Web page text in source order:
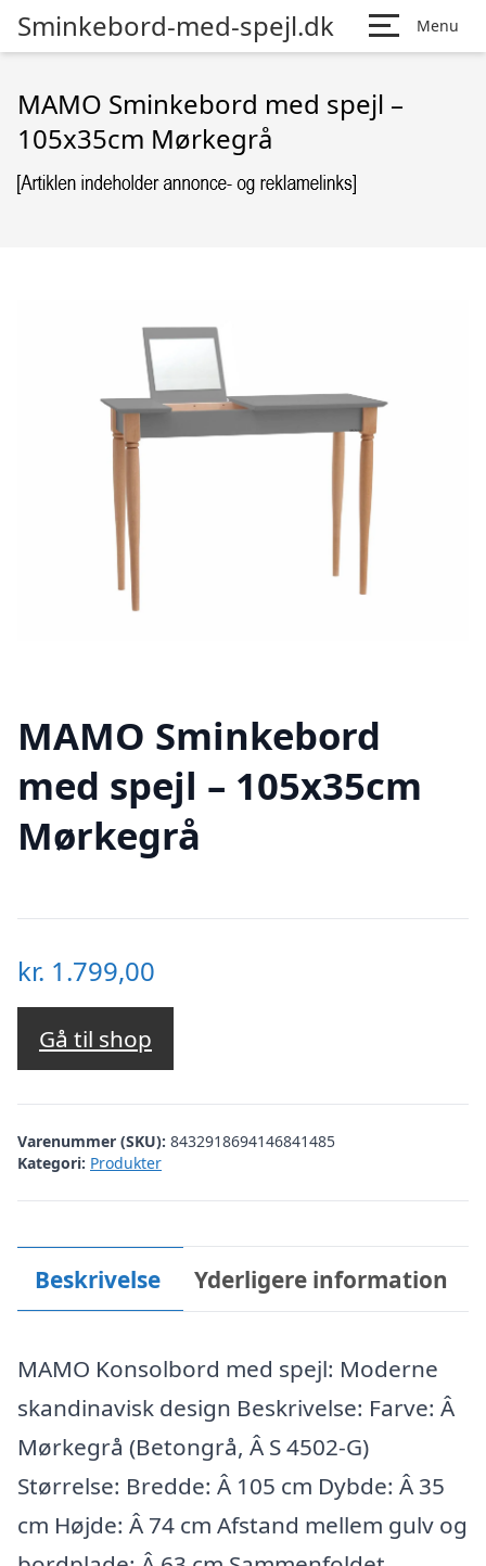
Sminkebord-med-spejl.dk Menu
MAMO Sminkebord med spejl –
105x35cm Mørkegrå
MAMO Sminkebord
med spejl – 105x35cm
Mørkegrå
kr. 1.799,00
Gå til shop
Varenummer (SKU): 8432918694146841485
Kategori: Produkter
Beskrivelse Yderligere information
MAMO Konsolbord med spejl: Moderne
skandinavisk design Beskrivelse: Farve: Â
Mørkegrå (Betongrå, Â S 4502-G)
Størrelse: Bredde: Â 105 cm Dybde: Â 35
cm Højde: Â 74 cm Afstand mellem gulv og